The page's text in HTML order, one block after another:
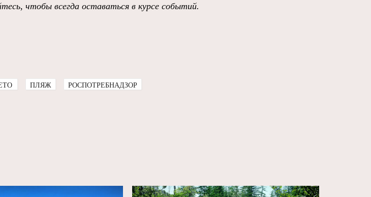
чтобы всегда оставаться в курсе событий.
ПЛЯЖ РОСПОТРЕБНАДЗОР